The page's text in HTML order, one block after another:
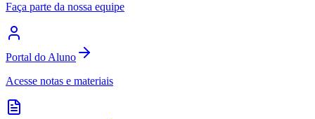
Faça parte da nossa equipe
Portal do Aluno
Acesse notas e materiais